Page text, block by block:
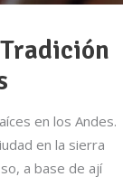
en los Andes.
en la sierra
a base de ají